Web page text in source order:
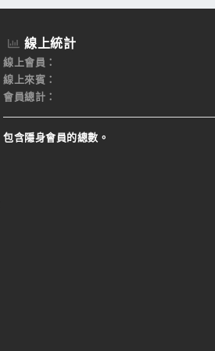
線上統計
線上會員
線上來賓
會員總計
包含隱身會員的總數。